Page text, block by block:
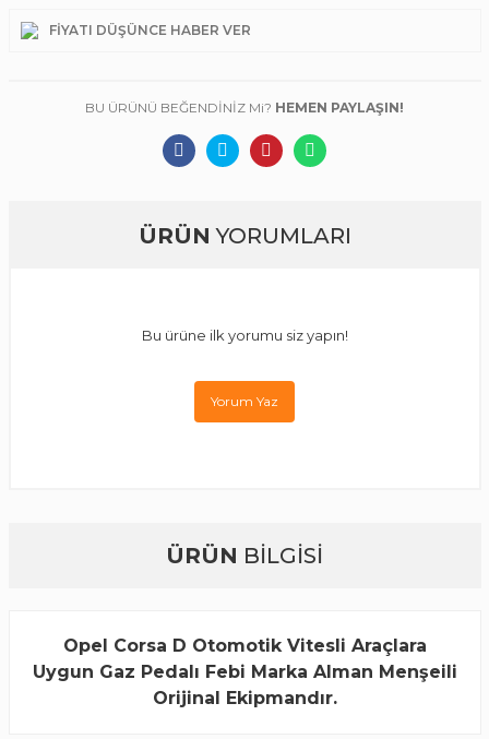
FIYATI DÜŞÜNCE HABER VER
BU ÜRÜNÜ BEĞENDİNİZ Mi? HEMEN PAYLAŞIN!
ÜRÜN YORUMLARI
Bu ürüne ilk yorumu siz yapın!
Yorum Yaz
ÜRÜN BİLGİSİ
Opel Corsa D Otomotik Vitesli Araçlara
Uygun Gaz Pedalı Febi Marka Alman Menşeili
Orijinal Ekipmandır.